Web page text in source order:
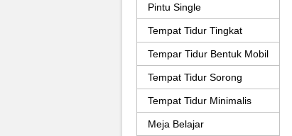
Pintu Single
Tempat Tidur Tingkat
Tempar Tidur Bentuk Mobil
Tempat Tidur Sorong
Tempat Tidur Minimalis
Meja Belajar